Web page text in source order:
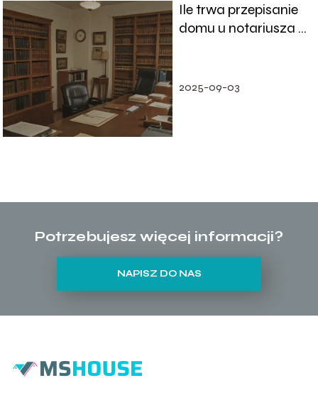
Ile trwa przepisanie
domu u notariusza –
wyjaśnione
2025-09-03
Potrzebujesz więcej informacji?
NAPISZ DO NAS